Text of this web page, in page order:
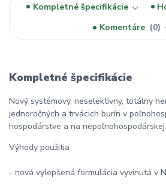
Kompletné špecifikácie
Komentáre
0
Kompletné špecifikácie
Nový systémový, neselektívny, totálny
jednoročných a trvácich burín v
hospodárstve a na nepoľnohospodárskej
Výhody použitia
- nová vylepšená formulácia vyvinutá v